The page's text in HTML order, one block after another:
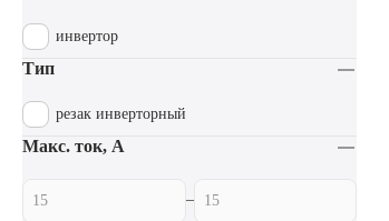
инвертор
Тип
резак инверторный
Макс. ток, А
–